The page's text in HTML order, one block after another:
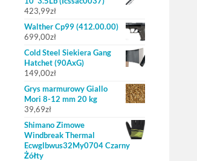
423,99zł
Walther Cp99 (412.00.00)
699,00zł
Cold Steel Siekiera Gang
Hatchet (90AxG)
149,00zł
Grys marmurowy Giallo
Mori 8-12 mm 20 kg
39,69zł
Shimano Zimowe
Windbreak Thermal
Ecwglbwus32My0704 Czarny
Żółty